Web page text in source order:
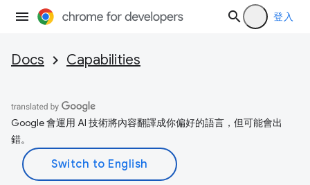
登入
Docs Capabilities
Google 會運用 AI 技術將內容翻譯成你偏好的語言，但可能會出
錯。